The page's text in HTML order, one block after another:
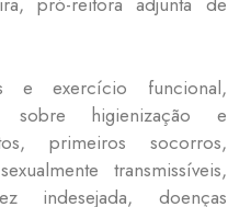
e exercício funcional,
sobre higienização e
primeiros socorros,
transmissíveis,
indesejada, doenças